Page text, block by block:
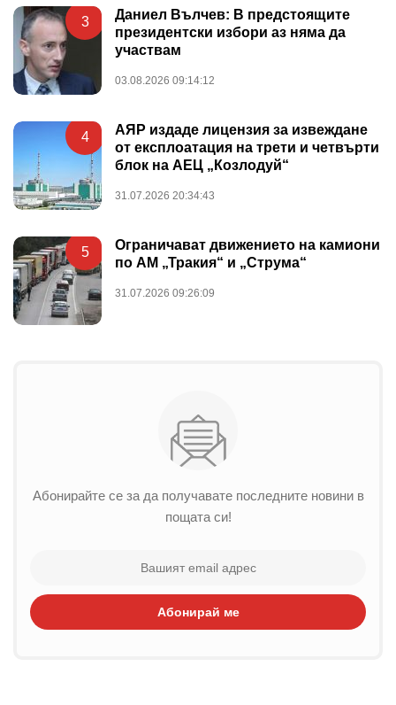
3
Даниел Вълчев: В предстоящите
президентски избори аз няма да
участвам
03.08.2026 09:14:12
4
АЯР издаде лицензия за извеждане
от експлоатация на трети и четвърти
блок на АЕЦ „Козлодуй“
31.07.2026 20:34:43
5
Ограничават движението на камиони
по АМ „Тракия“ и „Струма“
31.07.2026 09:26:09
Абонирайте се за да получавате последните новини в
пощата си!
Абонирай ме